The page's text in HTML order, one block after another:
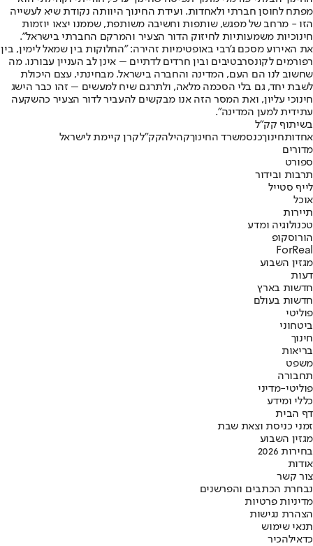
מפתח לחוסן חברתי ולאחדות. ועידת החינוך היוותה נקודת שיא לעשייה
הזו - מרחב של מפגש, שותפות וחשיבה משותפת, שממנו יצאו יוזמות
חינוכיות משמעותיות לחיזוק הדור הצעיר והמרקם החברתי בישראל".
את האירוע מסכם ג'רבי באופטימיות זהירה: "החלוקות בין שמאל לימין, בין
רפורמים לקונסרבטיבים ובין חרדים לדתיים – אינן לב העניין עבורנו. מה
שחשוב לנו הם העם, המדינה והחברה בישראל. מבחינתי, עצם היכולת
לשבת יחד, גם בלי הסכמה מלאה, ולתרגם שיח למעשים – זהו כבר הישג
חינוכי עליון, ואת המסר הזה אנו מבקשים להעביר לדור הצעיר כהשקעה
עתידית למען המדינה".
בשיתוף קק"ל
אחדותחינוךכנסמשרד החינוךקהילהקק"לקרן קיימת לישראל
מדורים
ספורט
תרבות ובידור
לייף סטייל
אוכל
תיירות
טכנולוגיה ומדע
הורוסקופ
ForReal
מגזין השבוע
דעות
חדשות בארץ
חדשות בעולם
פוליטי
ביטחוני
חינוך
בריאות
משפט
תחבורה
פוליטי-מדיני
כללי ומידע
דף הבית
זמני כניסת וצאת שבת
מגזין השבוע
בחירות 2026
אודות
צור קשר
נבחרת הכתבים והפרשנים
מדיניות פרטיות
הצהרת נגישות
תנאי שימוש
כדאילהכיר